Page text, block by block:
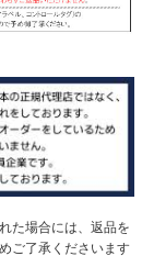
た場合には、返品を
ご了承くださいます